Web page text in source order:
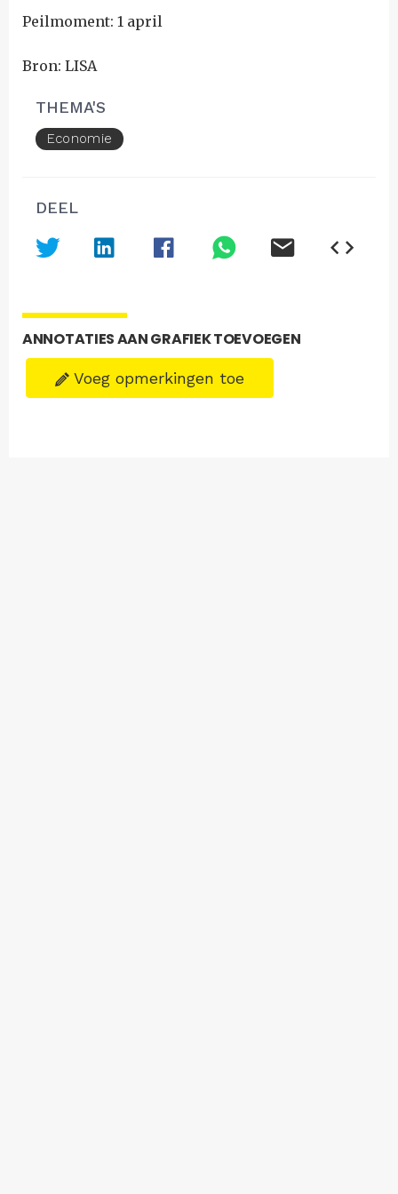
Peilmoment: 1 april
Bron: LISA
THEMA'S
Economie
DEEL
ANNOTATIES AAN GRAFIEK TOEVOEGEN
Voeg opmerkingen toe